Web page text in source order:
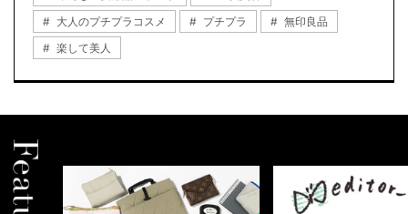
大人のプチプラコスメ
プチプラ
無印良品
楽して美人